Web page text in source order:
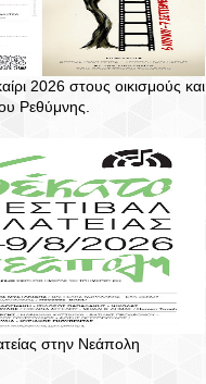
2026 στους οικισμούς και
Ρεθύμνης.
στην Νεάπολη